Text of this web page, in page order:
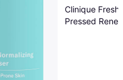
Clinique Fresh
Pressed